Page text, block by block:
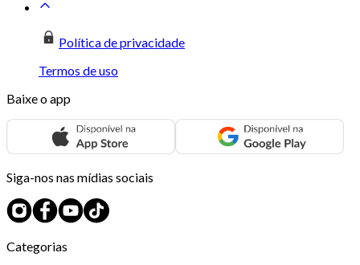
Política de privacidade
Termos de uso
Baixe o app
Siga-nos nas mídias sociais
Categorias